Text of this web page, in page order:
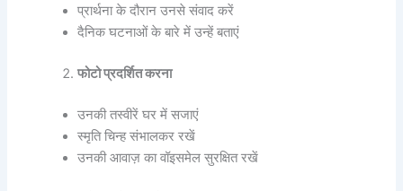
प्रार्थना के दौरान उनसे संवाद करें
दैनिक घटनाओं के बारे में उन्हें बताएं
फोटो प्रदर्शित करना
उनकी तस्वीरें घर में सजाएं
स्मृति चिन्ह संभालकर रखें
उनकी आवाज़ का वॉइसमेल सुरक्षित रखें